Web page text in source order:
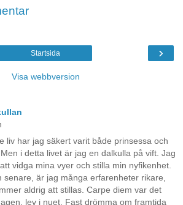
›
Startsida
Visa webbversion
liv har jag säkert varit både prinsessa och
i detta livet är jag en dalkulla på vift. Jag
vidga mina vyer och stilla min nyfikenhet.
senare, är jag många erfarenheter rikare,
aldrig att stillas. Carpe diem var det
lev i nuet. Fast drömma om framtida